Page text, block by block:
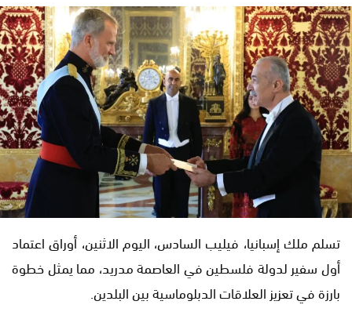
تسلم ملك إسبانيا، فيليب السادس، اليوم الاثنين، أوراق اعتماد
أول سفير لدولة فلسطين في العاصمة مدريد، مما يمثل خطوة
بارزة في تعزيز العلاقات الدبلوماسية بين البلدين.